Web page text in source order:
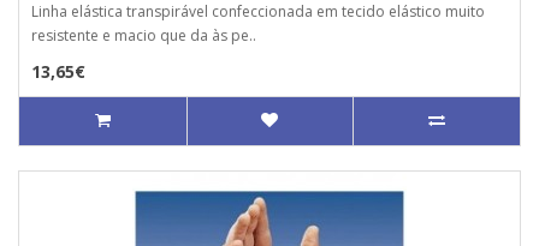
Linha elástica transpirável confeccionada em tecido elástico muito
resistente e macio que da às pe..
13,65€